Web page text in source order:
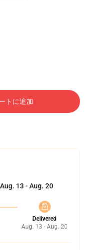
トに追加
Aug. 13 - Aug. 20
Delivered
Aug. 13 - Aug. 20